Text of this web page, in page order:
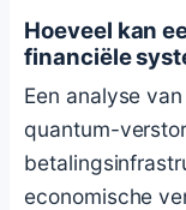
Hoeveel kan
financiële
Een analyse
quantum-
economische